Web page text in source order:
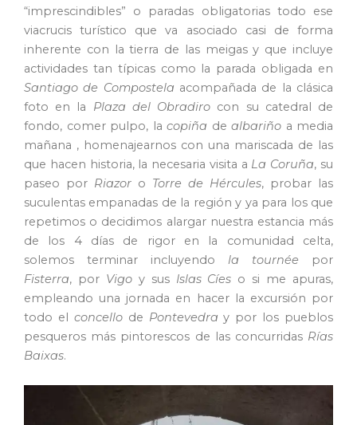
“imprescindibles” o paradas obligatorias todo ese
viacrucis turístico que va asociado casi de forma
inherente con la tierra de las meigas y que incluye
actividades tan típicas como la parada obligada en
Santiago de Compostela acompañada de la clásica
foto en la Plaza del Obradiro con su catedral de
fondo, comer pulpo, la copiña de albariño a media
mañana , homenajearnos con una mariscada de las
que hacen historia, la necesaria visita a La Coruña, su
paseo por Riazor o Torre de Hércules, probar las
suculentas empanadas de la región y ya para los que
repetimos o decidimos alargar nuestra estancia más
de los 4 días de rigor en la comunidad celta,
solemos terminar incluyendo la tournée por
Fisterra, por Vigoy sus Islas Cíes o si me apuras,
empleando una jornada en hacer la excursión por
todo el concellode Pontevedra y por los pueblos
pesqueros más pintorescos de las concurridas Rías
Baixas.